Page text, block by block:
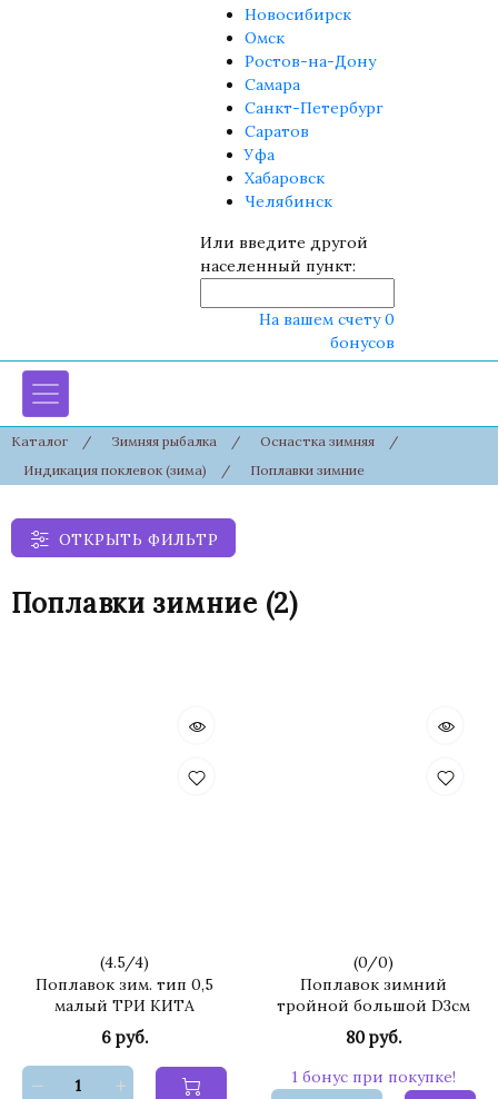
Новосибирск
Омск
Ростов-на-Дону
Самара
Санкт-Петербург
Саратов
Уфа
Хабаровск
Челябинск
Или введите другой
населенный пункт:
На вашем счету 0
бонусов
Каталог / Зимняя рыбалка / Оснастка зимняя
/
Индикация поклевок (зима)
/ Поплавки зимние
ОТКРЫТЬ ФИЛЬТР
Поплавки зимние (2)
(4.5/4)
Поплавок зим. тип 0,5
малый ТРИ КИТА
6 руб.
(0/0)
Поплавок зимний
тройной большой D3см
80 руб.
1 бонус при покупке!